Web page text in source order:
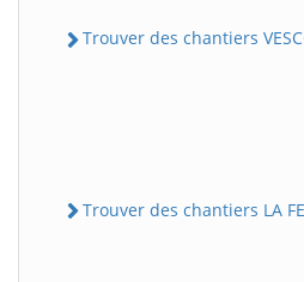
Trouver des chantiers
Trouver des chantiers LA